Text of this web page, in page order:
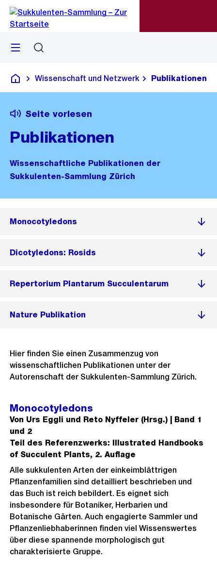
Navigation
Sprunglink
Menü
Deutsch
Wissenschaft und Netzwerk Publikationen
Seite vorlesen
Publikationen
Wissenschaftliche Publikationen der
Sukkulenten-Sammlung Zürich
Monocotyledons
Dicotyledons: Rosids
Repertorium Plantarum Succulentarum
Nature Publikation
Hier finden Sie einen Zusammenzug von
wissenschaftlichen Publikationen unter der
Autorenschaft der Sukkulenten-Sammlung Zürich.
Monocotyledons
Von Urs Eggli und Reto Nyffeler (Hrsg.) | Band 1
und 2
Teil des Referenzwerks: Illustrated Handbooks
of Succulent Plants, 2. Auflage
Alle sukkulenten Arten der einkeimblättrigen
Pflanzenfamilien sind detailliert beschrieben und
das Buch ist reich bebildert. Es eignet sich
insbesondere für Botaniker, Herbarien und
Botanische Gärten. Auch engagierte Sammler und
Pflanzenliebhaberinnen finden viel Wissenswertes
über diese spannende morphologisch gut
charakterisierte Gruppe.